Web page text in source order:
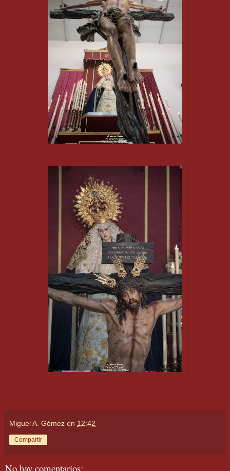
Miguel A. Gómez en 12:42
Compartir
No hay comentarios: